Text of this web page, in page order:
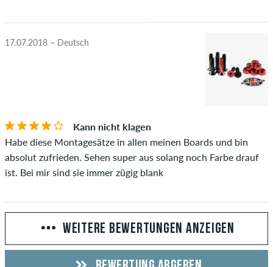
17.07.2018 – Deutsch
Kann nicht klagen
Habe diese Montagesätze in allen meinen Boards und bin
absolut zufrieden. Sehen super aus solang noch Farbe drauf
ist. Bei mir sind sie immer zügig blank
WEITERE BEWERTUNGEN ANZEIGEN